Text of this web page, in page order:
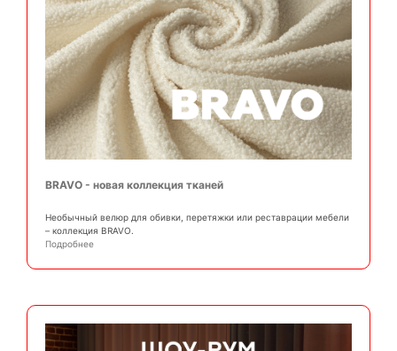
BRAVO - новая коллекция тканей
Необычный велюр для обивки, перетяжки или реставрации мебели
– коллекция BRAVO.
Подробнее